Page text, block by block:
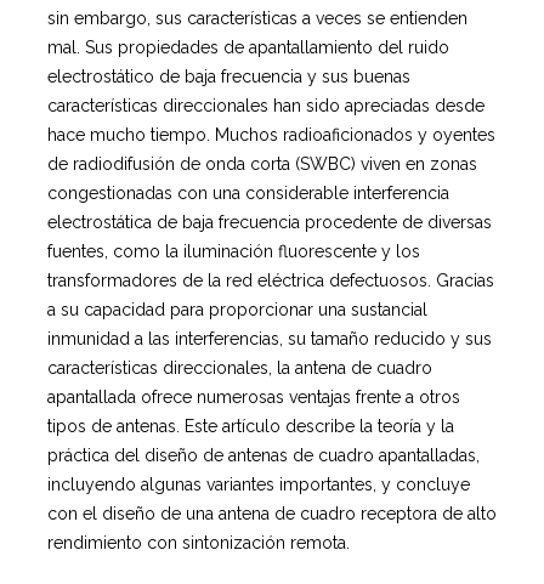
sin embargo, sus características a veces se entienden
mal. Sus propiedades de apantallamiento del ruido
electrostático de baja frecuencia y sus buenas
características direccionales han sido apreciadas desde
hace mucho tiempo. Muchos radioaficionados y oyentes
de radiodifusión de onda corta (SWBC) viven en zonas
congestionadas con una considerable interferencia
electrostática de baja frecuencia procedente de diversas
fuentes, como la iluminación fluorescente y los
transformadores de la red eléctrica defectuosos. Gracias
a su capacidad para proporcionar una sustancial
inmunidad a las interferencias, su tamaño reducido y sus
características direccionales, la antena de cuadro
apantallada ofrece numerosas ventajas frente a otros
tipos de antenas. Este artículo describe la teoría y la
práctica del diseño de antenas de cuadro apantalladas,
incluyendo algunas variantes importantes, y concluye
con el diseño de una antena de cuadro receptora de alto
rendimiento con sintonización remota.